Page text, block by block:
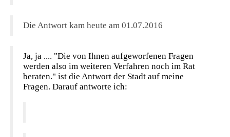
Die Antwort kam heute am 01.07.2016
Ja, ja .... "Die von Ihnen aufgeworfenen Fragen
werden also im weiteren Verfahren noch im Rat
beraten." ist die Antwort der Stadt auf meine
Fragen. Darauf antworte ich: